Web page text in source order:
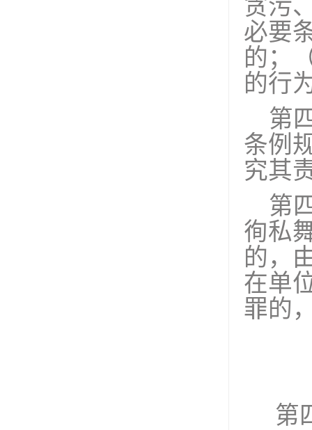
贪污
必要
的；
的行
第
条例
究其
第
徇私
的，
在单
罪的
第